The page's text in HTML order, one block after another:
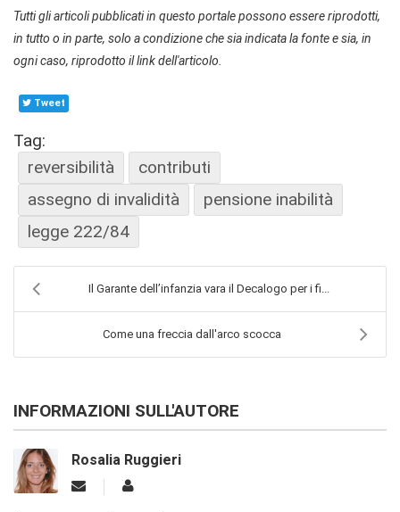
Tutti gli articoli pubblicati in questo portale possono essere riprodotti,
in tutto o in parte, solo a condizione che sia indicata la fonte e sia, in
ogni caso, riprodotto il link dell'articolo.
Tweet
Tag:
reversibilità
contributi
assegno di invalidità
pensione inabilità
legge 222/84
Il Garante dell’infanzia vara il Decalogo per i fi...
Come una freccia dall'arco scocca
INFORMAZIONI SULL'AUTORE
Rosalia Ruggieri